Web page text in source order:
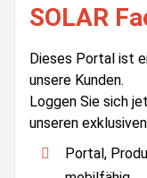
SOLAR
Dieses Portal ist
unsere Kunden.
Loggen Sie sich
unseren
Portal,